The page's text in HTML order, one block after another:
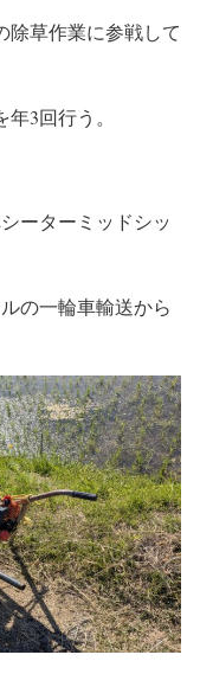
除草作業に参戦して
3回行う。
ーターミッドシッ
の一輪車輸送から